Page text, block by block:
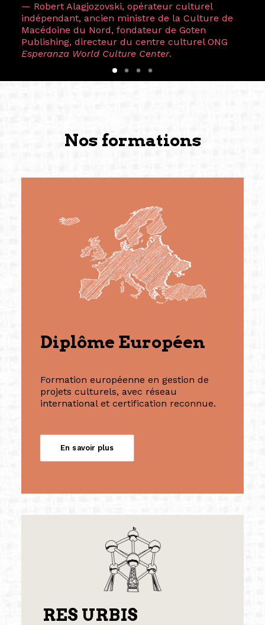
— Robert Alagjozovski, opérateur culturel
indépendant, ancien ministre de la Culture de
Macédoine du Nord, fondateur de Goten
Publishing, directeur du centre culturel ONG
Esperanza World Culture Center.
Nos formations
Diplôme Européen
Formation européenne en gestion de
projets culturels, avec réseau
international et certification reconnue.
En savoir plus
RES URBIS